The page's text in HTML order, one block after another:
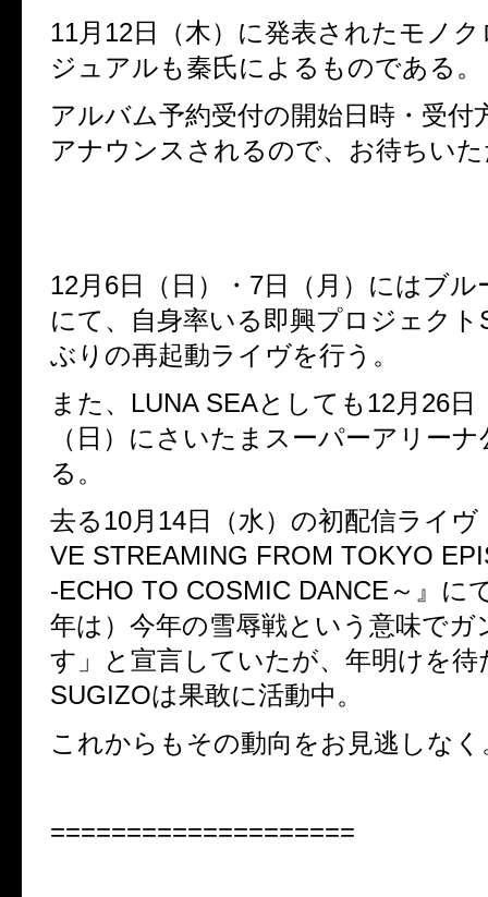
11月12日（木）に発表されたモノ
ジュアルも秦氏によるものである。
アルバム予約受付の開始日時・受付
アナウンスされるので、お待ちい
12月6日（日）・7日（月）にはブル
にて、自身率いる即興プロジェクト
ぶりの再起動ライヴを行う。
また、LUNA SEAとしても12月26日
（日）にさいたまスーパーアリー
る。
去る10月14日（水）の初配信ライヴ
VE STREAMING FROM TOKYO
-ECHO TO COSMIC DANCE～』に
年は）今年の雪辱戦という意味でガ
す」と宣言していたが、年明けを
SUGIZOは果敢に活動中。
これからもその動向をお見逃しなく
====================